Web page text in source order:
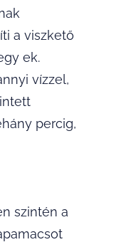
a viszkető
ek.
vízzel,
percig,
szintén a